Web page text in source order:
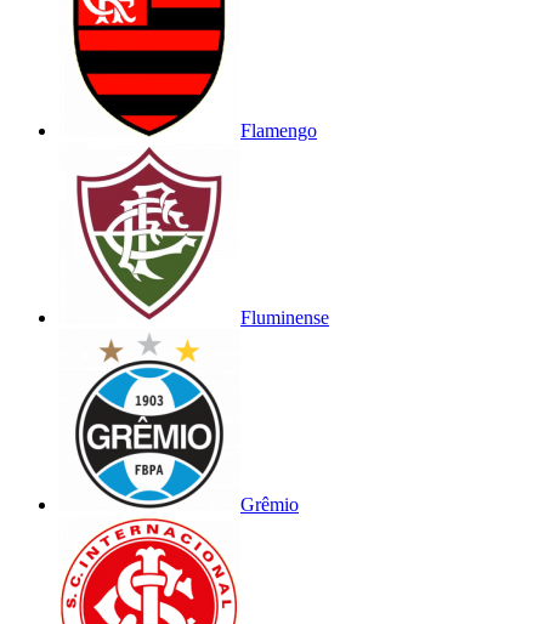
Flamengo
Fluminense
Grêmio